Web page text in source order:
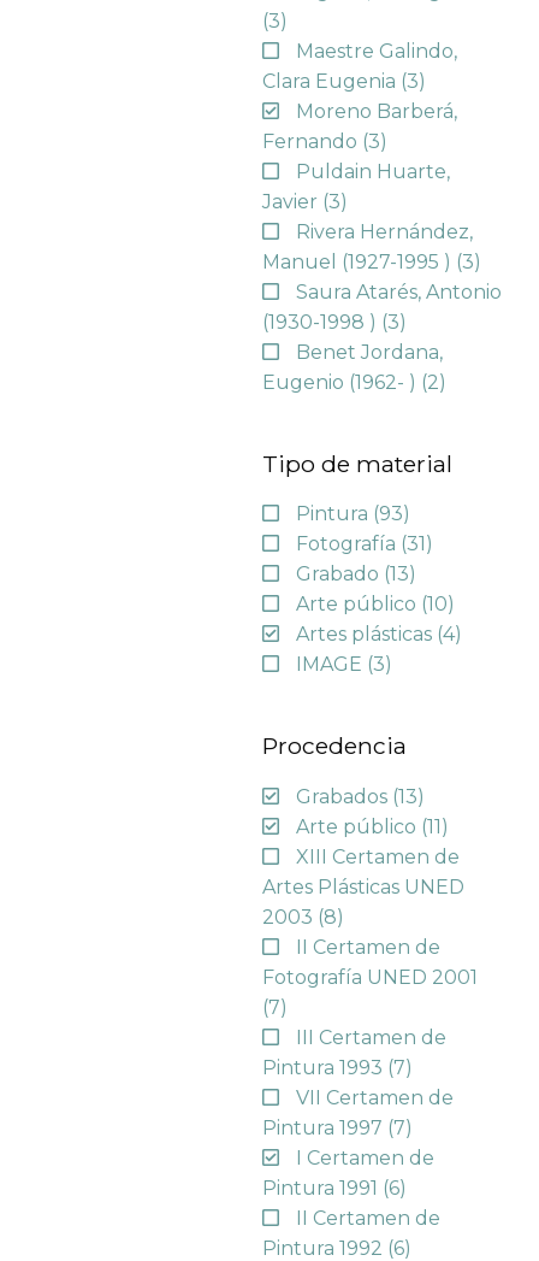
(3)
Maestre Galindo,
Clara Eugenia (3)
Moreno Barberá,
Fernando (3)
Puldain Huarte,
Javier (3)
Rivera Hernández,
Manuel (1927-1995 ) (3)
Saura Atarés, Antonio
(1930-1998 ) (3)
Benet Jordana,
Eugenio (1962- ) (2)
Tipo de material
Pintura (93)
Fotografía (31)
Grabado (13)
Arte público (10)
Artes plásticas (4)
IMAGE (3)
Procedencia
Grabados (13)
Arte público (11)
XIII Certamen de
Artes Plásticas UNED
2003 (8)
II Certamen de
Fotografía UNED 2001
(7)
III Certamen de
Pintura 1993 (7)
VII Certamen de
Pintura 1997 (7)
I Certamen de
Pintura 1991 (6)
II Certamen de
Pintura 1992 (6)